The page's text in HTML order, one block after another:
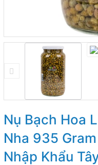
Nụ Bạch Hoa
Nha 935
Nhập Khẩu